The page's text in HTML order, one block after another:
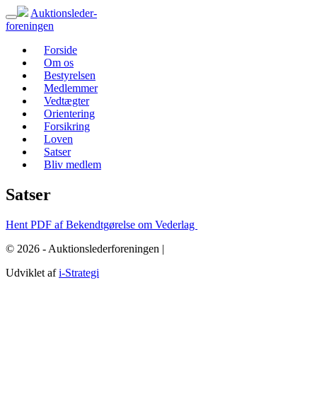
Auktionsleder-
foreningen
Forside
Om os
Bestyrelsen
Medlemmer
Vedtægter
Orientering
Forsikring
Loven
Satser
Bliv medlem
Satser
Hent PDF af Bekendtgørelse om Vederlag
© 2026 - Auktionslederforeningen |
Udviklet afi-Strategi